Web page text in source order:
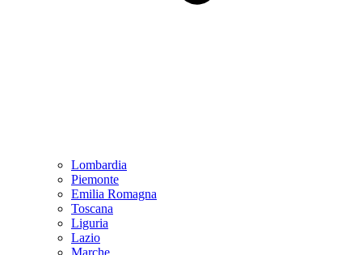
Lombardia
Piemonte
Emilia Romagna
Toscana
Liguria
Lazio
Marche